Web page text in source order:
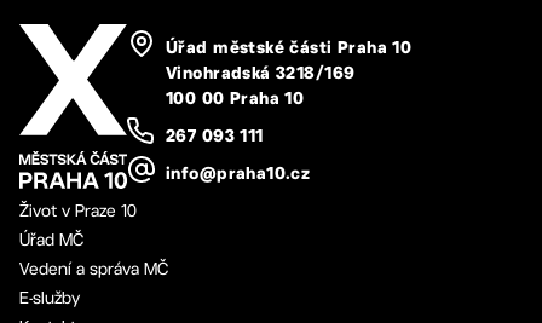
Úřad městské části Praha 10
Vinohradská 3218/169
100 00 Praha 10
267 093 111
info@praha10.cz
Život v Praze 10
Úřad MČ
Vedení a správa MČ
E-služby